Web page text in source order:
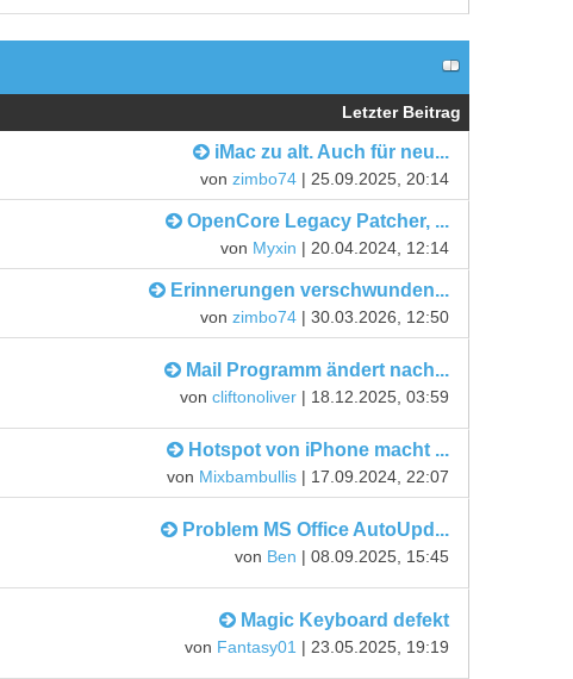
Letzter Beitrag
iMac zu alt. Auch für neu...
vonzimbo74 | 25.09.2025, 20:14
OpenCore Legacy Patcher, ...
von Myxin | 20.04.2024, 12:14
Erinnerungen verschwunden...
vonzimbo74 | 30.03.2026, 12:50
Mail Programm ändert nach...
voncliftonoliver | 18.12.2025, 03:59
Hotspot von iPhone macht ...
von Mixbambullis | 17.09.2024, 22:07
Problem MS Office AutoUpd...
von Ben | 08.09.2025, 15:45
Magic Keyboard defekt
von Fantasy01 | 23.05.2025, 19:19